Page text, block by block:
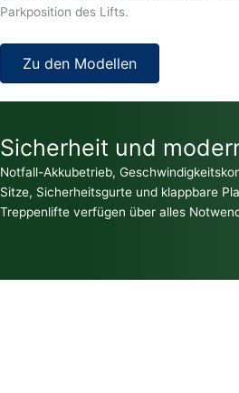
Parkposition des Lifts.
Zu den Modellen
Sicherheit und
Notfall-Akkubetrieb,
Sitze, Sicherheitsgurte und klappbare
Treppenlifte verfügen über alles